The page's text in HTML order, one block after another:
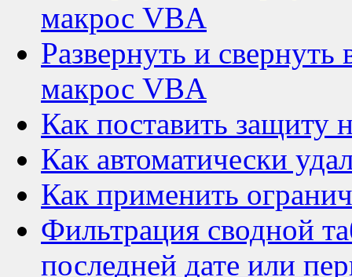
макрос VBA
Развернуть и
макрос VBA
Как поставить защиту
Как автоматически
Как применить
Фильтрация сводной
последней дате или